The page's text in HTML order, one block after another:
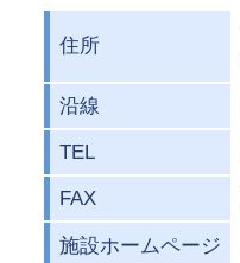
住所
沿線
TEL
FAX
施設ホームページ